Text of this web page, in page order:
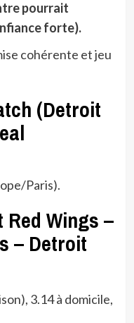
pourrait
forte).
cohérente et jeu
(Detroit
Paris).
Wings –
– Detroit
3.14 à domicile,